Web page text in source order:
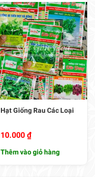
10.000₫
Thêm vào giỏ hàng